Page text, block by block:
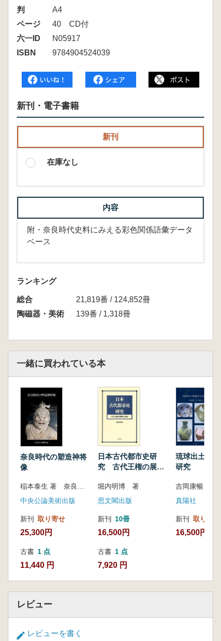
判
A4
ページ
40 CD付
六一ID
N05917
ISBN
9784904524039
新刊・電子書籍
新刊
在庫なし
内容
附・奈良時代史料にみえる彩色関係語彙データ
ベース
ランキング
総合
21,819番 / 124,852冊
陶磁器・美術
139番 / 1,318冊
一緒に買われている本
奈良時代の塑造神将
像
稲本泰生 著 奈良国立博物館 編
中央公論美術出版
新刊 取り寄せ
25,300円
古書 1 点
11,440 円
日本古代都市史研
究 古代王権の展開
堀内明博 著
思文閣出版
新刊 10冊
16,500円
古書 1 点
7,920 円
琉球出土陶
研究
真陽社
新刊 取り寄せ
16,500円
レビュー
レビューを書く